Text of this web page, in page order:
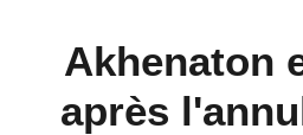
Akhenaton
après